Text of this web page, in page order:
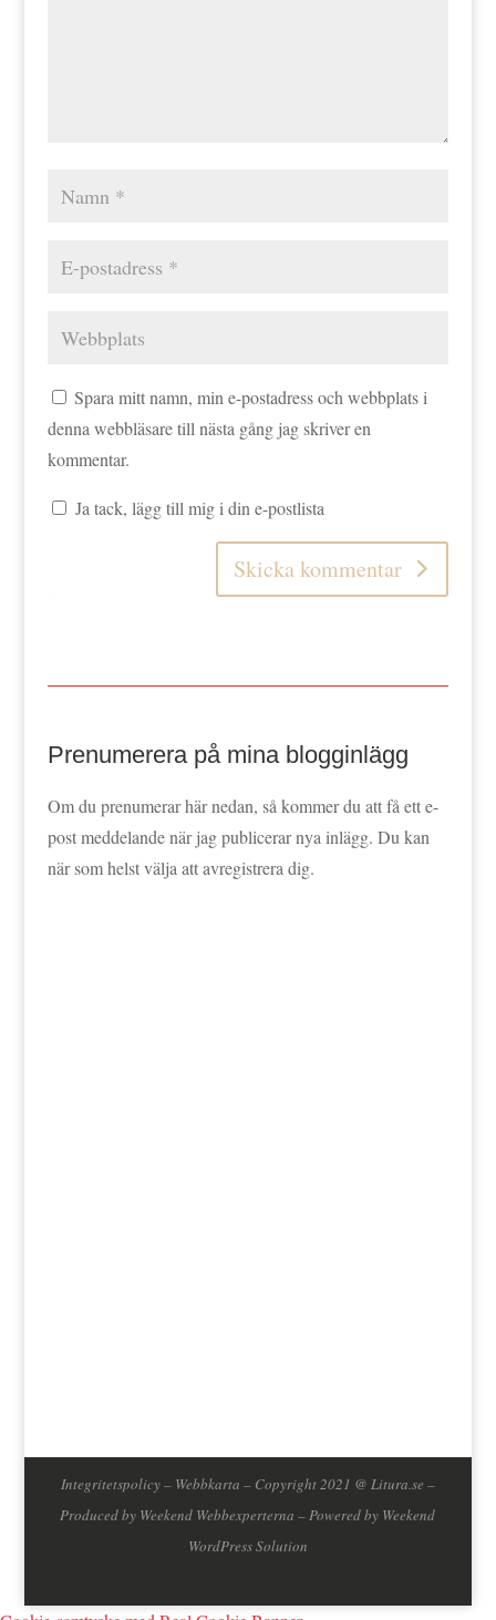
Spara mitt namn, min e-postadress och webbplats i
denna webbläsare till nästa gång jag skriver en
kommentar.
Ja tack, lägg till mig i din e-postlista
Skicka kommentar
Prenumerera på mina blogginlägg
Om du prenumerar här nedan, så kommer du att få ett e-
post meddelande när jag publicerar nya inlägg. Du kan
när som helst välja att avregistrera dig.
Integritetspolicy– Webbkarta – Copyright 2021 @ Litura.se –
Produced by Weekend Webbexperterna – Powered by Weekend
WordPress Solution